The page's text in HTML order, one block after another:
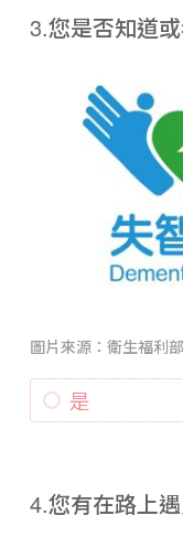
3.您是否知道
圖片來源：衛生福利
是
4.您有在路上